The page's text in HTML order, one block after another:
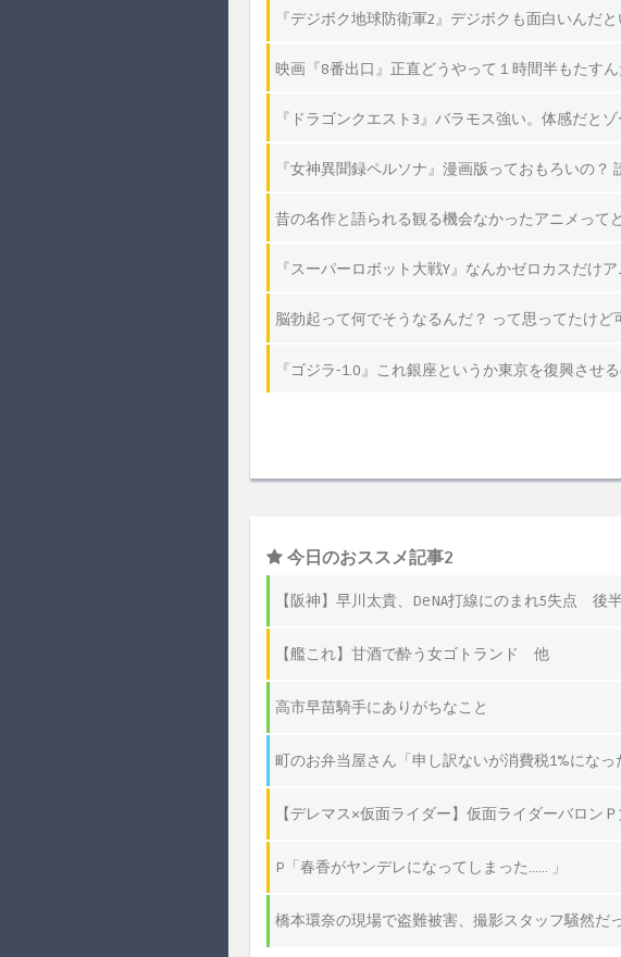
『デジボク地球防衛軍2』デジボクも面白いんだ
映画『8番出口』正直どうやって１時間半もたす
『ドラゴンクエスト3』バラモス強い。体感だと
『女神異聞録ペルソナ』漫画版っておもろいの？
昔の名作と語られる観る機会なかったアニメって
『スーパーロボット大戦Y』なんかゼロカスだけ
脳勃起って何でそうなるんだ？ って思ってたけ
『ゴジラ-1.0』これ銀座というか東京を復興させ